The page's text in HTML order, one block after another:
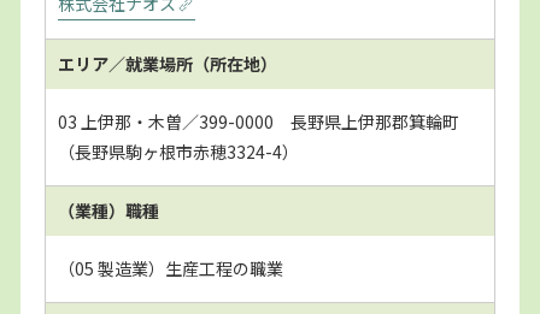
エリア／就業場所（所在地）
03 上伊那・木曽／399-0000 長野県上伊那郡箕輪町
（長野県駒ヶ根市赤穂3324-4）
（業種）職種
（05 製造業）生産工程の職業